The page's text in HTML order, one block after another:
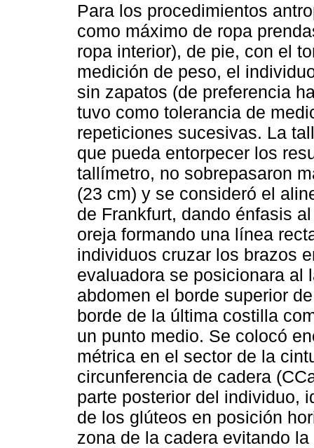
Para los procedimientos
como máximo de ropa
ropa interior), de pie, con el
medición de peso, el
sin zapatos (de preferencia
tuvo como tolerancia de
repeticiones sucesivas. La
que pueda entorpecer los
tallímetro, no sobrepasaron
(23 cm) y se consideró el
de Frankfurt, dando énfasis
oreja formando una línea
individuos cruzar los brazos
evaluadora se posicionara al
abdomen el borde superior
borde de la última costilla
un punto medio. Se colocó
métrica en el sector de la
circunferencia de cadera
parte posterior del individuo,
de los glúteos en posición
zona de la cadera evitando